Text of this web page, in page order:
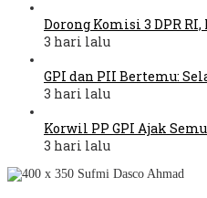
Dorong Komisi 3 DPR
3 hari lalu
GPI dan PII Bertemu:
3 hari lalu
Korwil PP GPI Ajak
3 hari lalu